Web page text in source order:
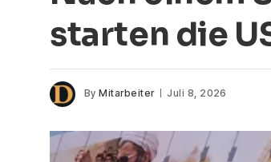
starten die
By Mitarbeiter Juli 8, 2026